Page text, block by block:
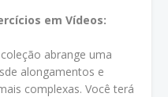
em Vídeos:
abrange uma
alongamentos e
complexas. Você terá